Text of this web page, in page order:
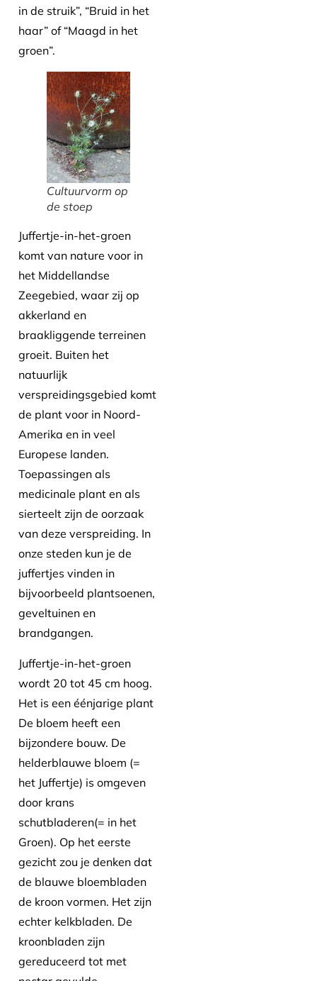
in de struik”, “Bruid in het
haar” of “Maagd in het
groen”.
Cultuurvorm op
de stoep
Juffertje-in-het-groen
komt van nature voor in
het Middellandse
Zeegebied, waar zij op
akkerland en
braakliggende terreinen
groeit. Buiten het
natuurlijk
verspreidingsgebied komt
de plant voor in Noord-
Amerika en in veel
Europese landen.
Toepassingen als
medicinale plant en als
sierteelt zijn de oorzaak
van deze verspreiding. In
onze steden kun je de
juffertjes vinden in
bijvoorbeeld plantsoenen,
geveltuinen en
brandgangen.
Juffertje-in-het-groen
wordt 20 tot 45 cm hoog.
Het is een éénjarige plant
De bloem heeft een
bijzondere bouw. De
helderblauwe bloem (=
het Juffertje) is omgeven
door krans
schutbladeren(= in het
Groen). Op het eerste
gezicht zou je denken dat
de blauwe bloembladen
de kroon vormen. Het zijn
echter kelkbladen. De
kroonbladen zijn
gereduceerd tot met